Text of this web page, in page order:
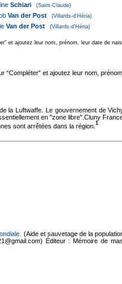
Schiari (Saint-Claude)
Van der Post (Villards-d'Héria)
Van der Post (Villards-d'Héria)
et ajoutez leur nom, prénom, leur date de
et ajoutez leur nom,
la Luftwaffe. Le gouvernement de
en "zone libre".Cluny
sont arrêtées dans la région. 1
(Aide et sauvetage de la
Éditeur : Mémoire de